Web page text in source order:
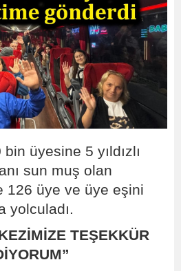
üyesine 5 yıldızlı
sun muş olan
126 üye ve üye eşini
yolculadı.
TEŞEKKÜR